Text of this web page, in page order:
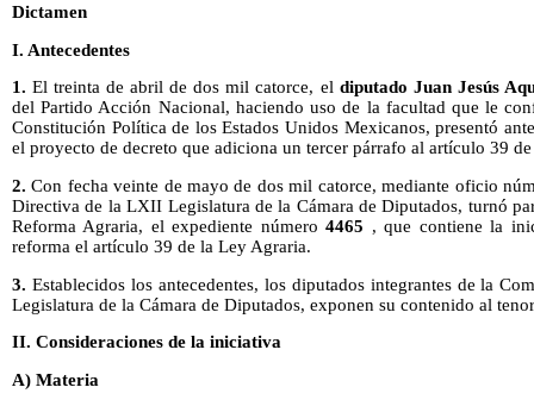
Dictamen
I. Antecedentes
1.El treinta de abril de dos mil catorce, el diputado Juan Jesús
del Partido Acción Nacional, haciendo uso de la facultad que le
Constitución Política de los Estados Unidos Mexicanos, presentó
el proyecto de decreto que adiciona un tercer párrafo al artículo 39
2.Con fecha veinte de mayo de dos mil catorce, mediante oficio
Directiva de la LXII Legislatura de la Cámara de Diputados, turnó
Reforma Agraria, el expediente número4465 , que contiene la
reforma el artículo 39 de la Ley Agraria.
3. Establecidos los antecedentes, los diputados integrantes de la
Legislatura de la Cámara de Diputados, exponen su contenido al
II. Consideraciones de la iniciativa
A) Materia